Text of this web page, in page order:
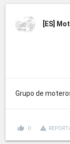
[ES]
Grupo de
thumb_up 0 report_problem